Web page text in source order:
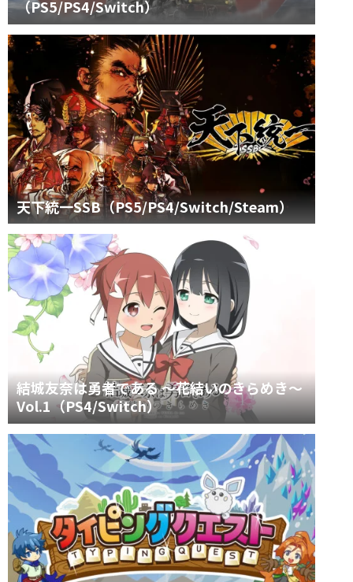
（PS5/PS4/Switch）
天下統一SSB（PS5/PS4/Switch/Steam）
結城友奈は勇者である ～花結いのきらめき～
Vol.1（PS4/Switch）